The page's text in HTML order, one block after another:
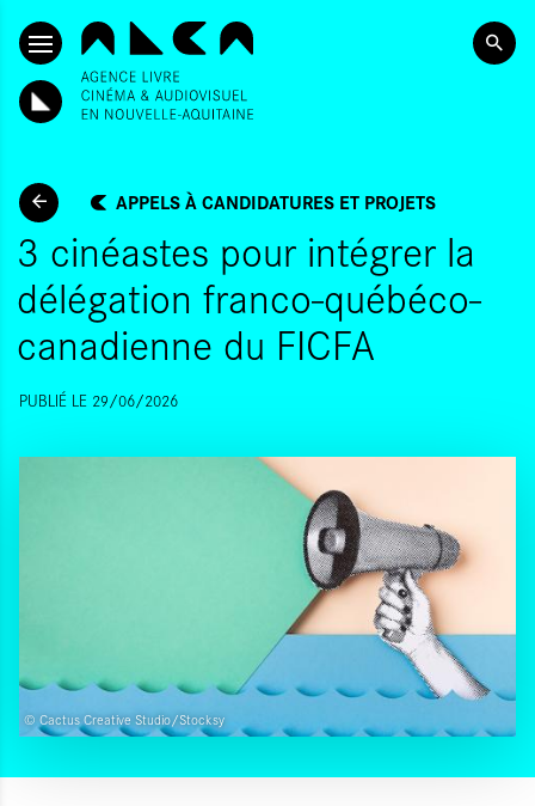
ALLER AU CONTENU PRINCIPAL
APPELS À CANDIDATURES ET PROJETS
3 cinéastes pour intégrer la
délégation franco-québéco-
canadienne du FICFA
PUBLIÉ LE 29/06/2026
© Cactus Creative Studio/Stocksy